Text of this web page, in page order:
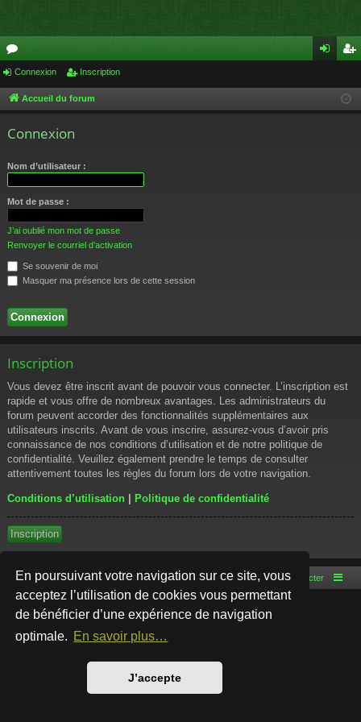
En poursuivant votre navigation sur ce site, vous
acceptez l’utilisation de cookies vous permettant
de bénéficier d’une expérience de navigation
optimale. En savoir plus…
J’accepte
or
u cri
Connexion Inscription
Accueil du forum
Connexion
Nom d’utilisateur :
Mot de passe :
J’ai oublié mon mot de passe
Renvoyer le courriel d’activation
Se souvenir de moi
Masquer ma présence lors de cette session
Inscription
Vous devez être inscrit avant de pouvoir vous connecter. L’inscription est
rapide et vous offre de nombreux avantages. Les administrateurs du
forum peuvent accorder des fonctionnalités supplémentaires aux
utilisateurs inscrits. Avant de vous inscrire, assurez-vous d’avoir pris
connaissance de nos conditions d’utilisation et de notre politique de
confidentialité. Veuillez également prendre le temps de consulter
attentivement toutes les règles du forum lors de votre navigation.
Conditions d’utilisation | Politique de confidentialité
Inscription
Accueil du forum Nous contacter
Développé parphpBB® Forum Software © phpBB Limited
Style par
Traduction française officielle